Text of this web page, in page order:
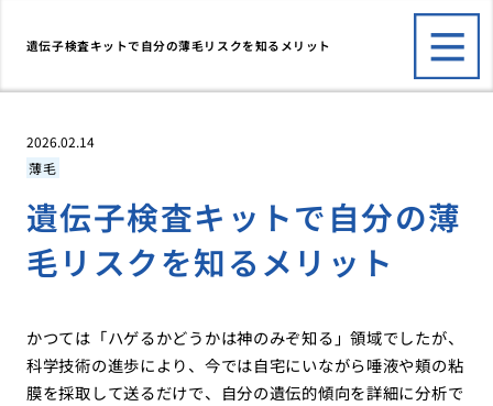
遺伝子検査キットで自分の薄毛リスクを知るメリット
2026.02.14
薄毛
遺伝子検査キットで自分の薄
毛リスクを知るメリット
かつては「ハゲるかどうかは神のみぞ知る」領域でしたが、
科学技術の進歩により、今では自宅にいながら唾液や頬の粘
膜を採取して送るだけで、自分の遺伝的傾向を詳細に分析で